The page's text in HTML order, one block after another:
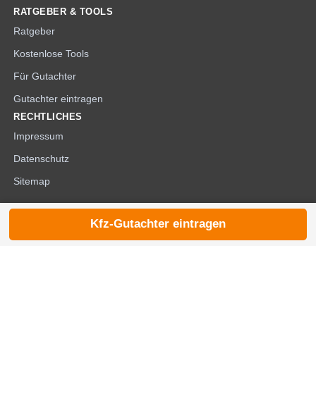
RATGEBER & TOOLS
Ratgeber
Kostenlose Tools
Für Gutachter
Gutachter eintragen
RECHTLICHES
Impressum
Datenschutz
Sitemap
© 2026 die-kfzgutachter.de
Kfz-Gutachter eintragen